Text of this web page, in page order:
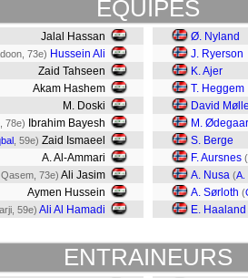
EQUIPES
Jalal Hassan
73e) Hussein Ali
Zaid Tahseen
Akam Hashem
M. Doski
78e) Ibrahim Bayesh
, 59e) Zaid Ismaeel
A. Al-Ammari
73e) Ali Jasim
Aymen Hussein
59e) Ali Al Hamadi
Ø. Nyland
J. Ryerson
K. Ajer
T. Heggem
David
M.
S. Berge
F. Aursnes (
A. Nusa (A.
A. Sørloth (
E. Haaland
ENTRAINEURS